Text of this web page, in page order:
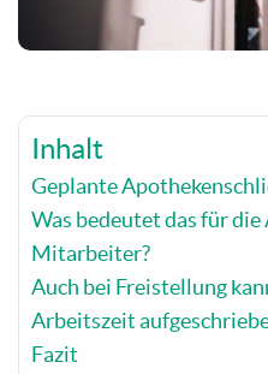
Inhalt
Geplante
Was bedeutet das für
Mitarbeiter?
Auch bei Freistellung
Arbeitszeit
Fazit